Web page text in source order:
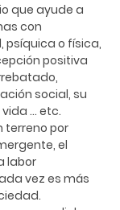
que ayude a
con
psíquica o física,
positiva
social, su
... etc.
terreno por
el
labor
vez es más